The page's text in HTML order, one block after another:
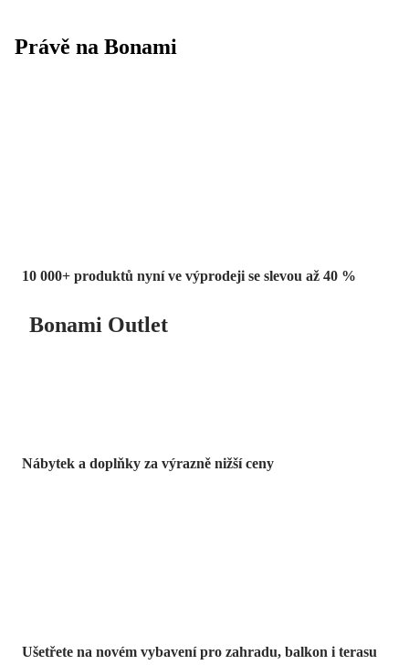
Právě na Bonami
10 000+ produktů nyní ve výprodeji se slevou až 40 %
Bonami Outlet
Nábytek a doplňky za výrazně nižší ceny
Ušetřete na novém vybavení pro zahradu, balkon i terasu